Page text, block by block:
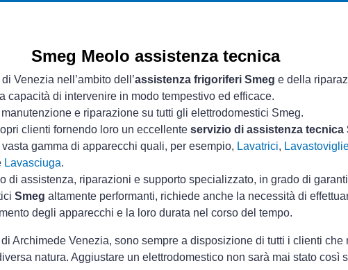
Smeg Meolo assistenza tecnica
Venezia nell’ambito dell’assistenza frigoriferi Smeg e della
capacità di intervenire in modo tempestivo ed efficace.
manutenzione e riparazione su tutti gli elettrodomestici Smeg.
clienti fornendo loro un eccellente servizio di assistenza tecnica
gamma di apparecchi quali, per esempio, Lavatrici,
Lavasciuga.
di assistenza, riparazioni e supporto specializzato, in grado di
Smeg altamente performanti, richiede anche la necessità di
degli apparecchi e la loro durata nel corso del tempo.
di Archimede Venezia, sono sempre a disposizione di tutti i clienti
natura. Aggiustare un elettrodomestico non sarà mai stato così